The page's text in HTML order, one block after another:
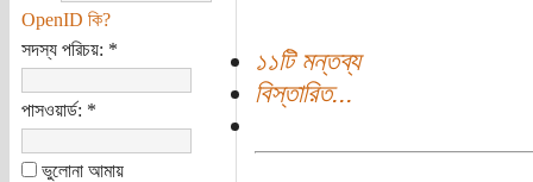
OpenID কি?
সদস্য পরিচয়: *
পাসওয়ার্ড: *
ভুলোনা আমায়
১১টি মন্তব্য
বিস্তারিত...